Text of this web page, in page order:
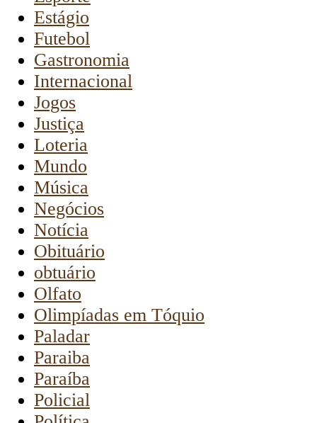
Estágio
Futebol
Gastronomia
Internacional
Jogos
Justiça
Loteria
Mundo
Música
Negócios
Notícia
Obituário
obtuário
Olfato
Olimpíadas em Tóquio
Paladar
Paraiba
Paraíba
Policial